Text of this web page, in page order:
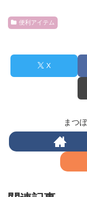
便利アイテム
X
まつ